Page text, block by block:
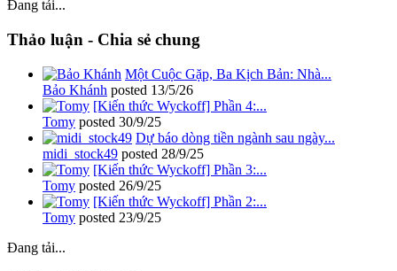
Đang tải...
Thảo luận - Chia sẻ chung
Một Cuộc Gặp, Ba Kịch Bản: Nhà...
Bảo Khánh posted 13/5/26
[Kiến thức Wyckoff] Phần 4:...
Tomy posted 30/9/25
Dự báo dòng tiền ngành sau ngày...
midi_stock49 posted 28/9/25
[Kiến thức Wyckoff] Phần 3:...
Tomy posted 26/9/25
[Kiến thức Wyckoff] Phần 2:...
Tomy posted 23/9/25
Đang tải...